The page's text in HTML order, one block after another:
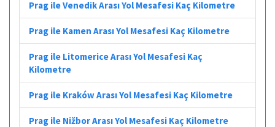
Prag ile Venedik Arası Yol Mesafesi Kaç Kilometre
Prag ile Kamen Arası Yol Mesafesi Kaç Kilometre
Prag ile Litomerice Arası Yol Mesafesi Kaç
Kilometre
Prag ile Kraków Arası Yol Mesafesi Kaç Kilometre
Prag ile Nižbor Arası Yol Mesafesi Kaç Kilometre